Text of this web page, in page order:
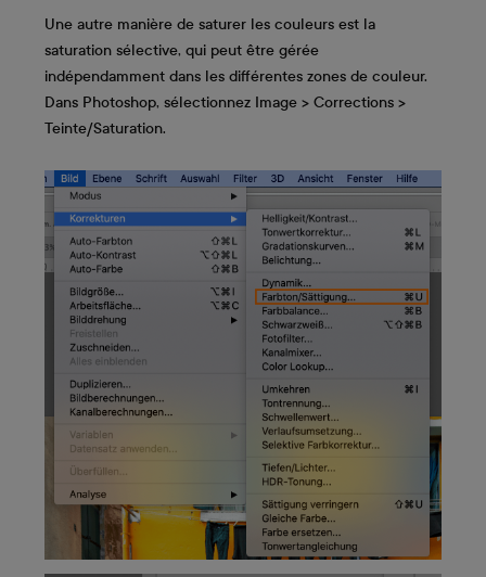
Une autre manière de saturer les couleurs est la
saturation sélective, qui peut être gérée
indépendamment dans les différentes zones de couleur.
Dans Photoshop, sélectionnez Image > Corrections >
Teinte/Saturation.